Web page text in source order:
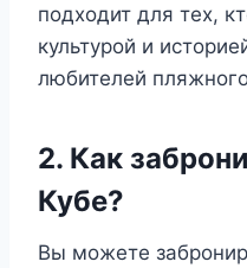
подходит для тех,
культурой и
любителей
2. Как
Кубе?
Вы можете